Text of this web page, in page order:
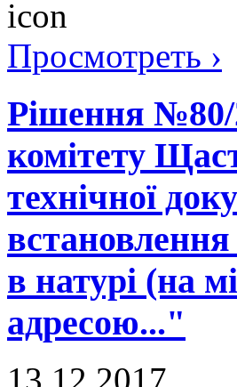
Просмотреть ›
Рішення №80/
комітету
технічної
в натурі (на
адресою..."